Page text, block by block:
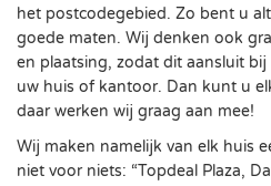
het postcodegebied. Zo bent u
goede maten. Wij denken ook
en plaatsing, zodat dit aansluit
uw huis of kantoor. Dan kunt u
daar werken wij graag aan mee!
Wij maken namelijk van elk huis
niet voor niets: “Topdeal Plaza,